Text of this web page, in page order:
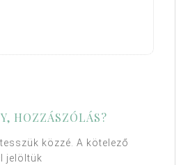
HOZZÁSZÓLÁS?
közzé. A kötelező
jelöltük